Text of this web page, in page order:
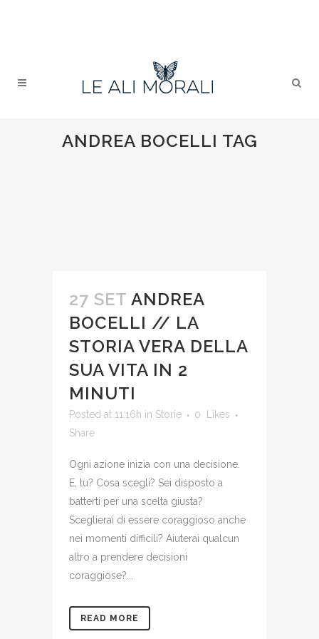
ANDREA BOCELLI TAG
27 SET ANDREA
BOCELLI // LA
STORIA VERA DELLA
SUA VITA IN 2
MINUTI
Posted at 11:16h in Storie 0
Likes
Share
Ogni azione inizia con una decisione.
E, tu? Cosa scegli? Sei disposto a
batterti per una scelta giusta?
Sceglierai di essere coraggioso anche
nei momenti difficili? Aiuterai qualcun
altro a prendere decisioni
coraggiose?...
READ MORE